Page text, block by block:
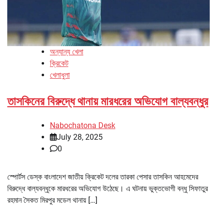
অন্যান্য খেলা
ক্রিকেট
খেলাধুলা
তাসকিনের বিরুদ্ধে থানায় মারধরের অভিযোগ বাল্যবন্ধুর
Nabochatona Desk
July 28, 2025
0
স্পোর্টস ডেস্ক বাংলাদেশ জাতীয় ক্রিকেট দলের তারকা পেসার তাসকিন আহমেদের
বিরুদ্ধে বাল্যবন্ধুকে মারধরের অভিযোগ উঠেছে। এ ঘটনায় ভুক্তভোগী বন্ধু সিফাতুর
রহমান সৈকত মিরপুর মডেল থানায় […]